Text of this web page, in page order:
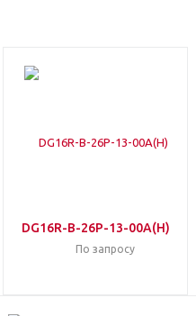
DG16R-B-26P-13-00A(H)
По запросу